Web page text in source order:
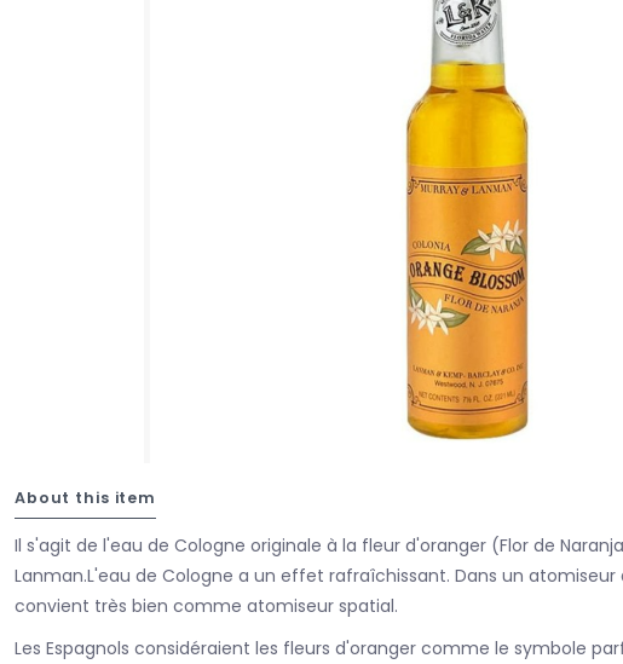
About this item
Il s'agit de l'eau de Cologne originale à la fleur d'oranger (Flor de
Lanman.L'eau de Cologne a un effet rafraîchissant. Dans un atomiseur
convient très bien comme atomiseur spatial.
Les Espagnols considéraient les fleurs d'oranger comme le symbole